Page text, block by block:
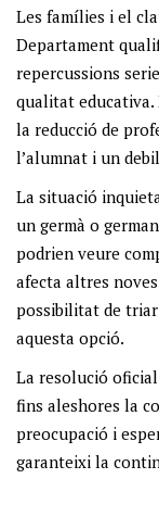
Les famílies i el
Departament
repercussions
qualitat educativa.
la reducció de
l’alumnat i un
La situació
un germà o
podrien veure
afecta altres
possibilitat de
aquesta opció.
La resolució
fins aleshores la
preocupació i
garanteixi la